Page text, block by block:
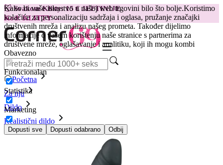
Kako bi vaše iskustvo u našoj web trgovini bilo što bolje.Koristimo
kolačiće za personalizaciju sadržaja i oglasa, pružanje značajki
društvenih mreža i analizu našeg prometa. Također dijelimo
informacije o vašem korištenju naše stranice s partnerima za
društvene mreže, oglašavanje i analitiku, koji ih mogu kombi
Obavezno
Funkcionalan
Statistika
Marketing
Dopusti sve Dopusti odabrano Odbij
😽Svakom Klitty: 15 € JEFTINIJE
Kod: KLITTY →
Početna
Za nju
Dildo
Realistični dildo
Dildo sa usisnom kapicom, crni